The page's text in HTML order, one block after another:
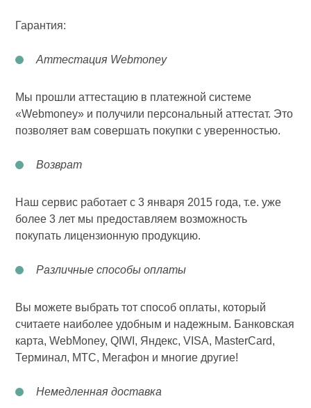
Гарантия:
Аттестация Webmoney
Мы прошли аттестацию в платежной системе
«Webmoney» и получили персональный аттестат. Это
позволяет вам совершать покупки с уверенностью.
Возврат
Наш сервис работает с 3 января 2015 года, т.е. уже
более 3 лет мы предоставляем возможность
покупать лицензионную продукцию.
Различные способы оплаты
Вы можете выбрать тот способ оплаты, который
считаете наиболее удобным и надежным. Банковская
карта, WebMoney, QIWI, Яндекс, VISA, MasterCard,
Терминал, МТС, Мегафон и многие другие!
Немедленная доставка